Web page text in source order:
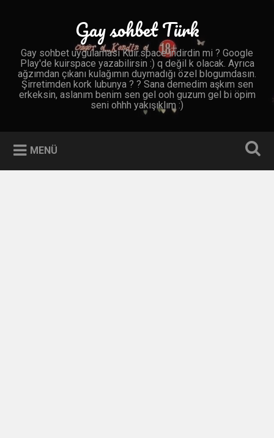
Gay sohbet Türk
Gay sohbet uygulaması Kuir.space indirdin mi ? Google
Play'de kuirspace yazabilirsin :) q değil k olacak. Ayrıca
ağzımdan çıkanı kulağımın duymadığı özel blogumdasın.
Şirretimden kork lubunya ? ? Sana demedim aşkım sen
erkeksin, aslanım benim sen gel ooh guzum gel bi öpim
seni ohhh yakışıklım :)
MENÜ